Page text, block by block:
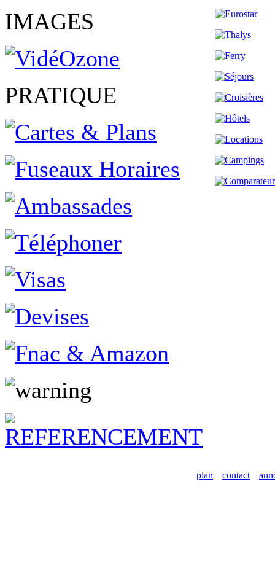
IMAGES
PRATIQUE
plan contact